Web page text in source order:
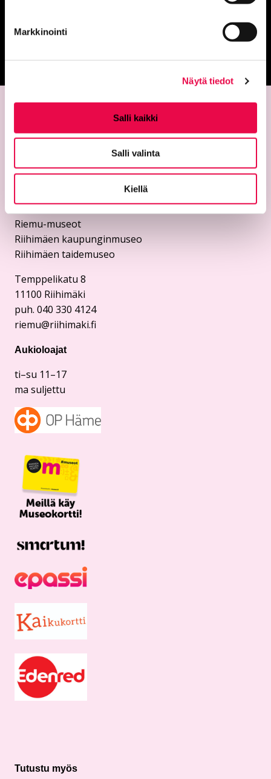
Markkinointi
Näytä tiedot
Salli kaikki
Salli valinta
Kiellä
Siirtyy ulkoiselle
Riemu-museot
Riihimäen kaupunginmuseo
Riihimäen taidemuseo
Temppelikatu 8
11100 Riihimäki
puh. 040 330 4124
riemu@riihimaki.fi
Aukioloajat
ti–su 11–17
ma suljettu
Tutustu myös